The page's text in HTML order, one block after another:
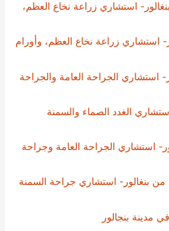
استشاري زراعة نخاع العظم،
استشاري زراعة نخاع العظم، وأورام
استشاري الجراحة العامة والجراحة
الغدد الصماء والسمنة
استشاري الجراحة العامة وجراحة
من بنغالور- استشاري جراحة السمنة